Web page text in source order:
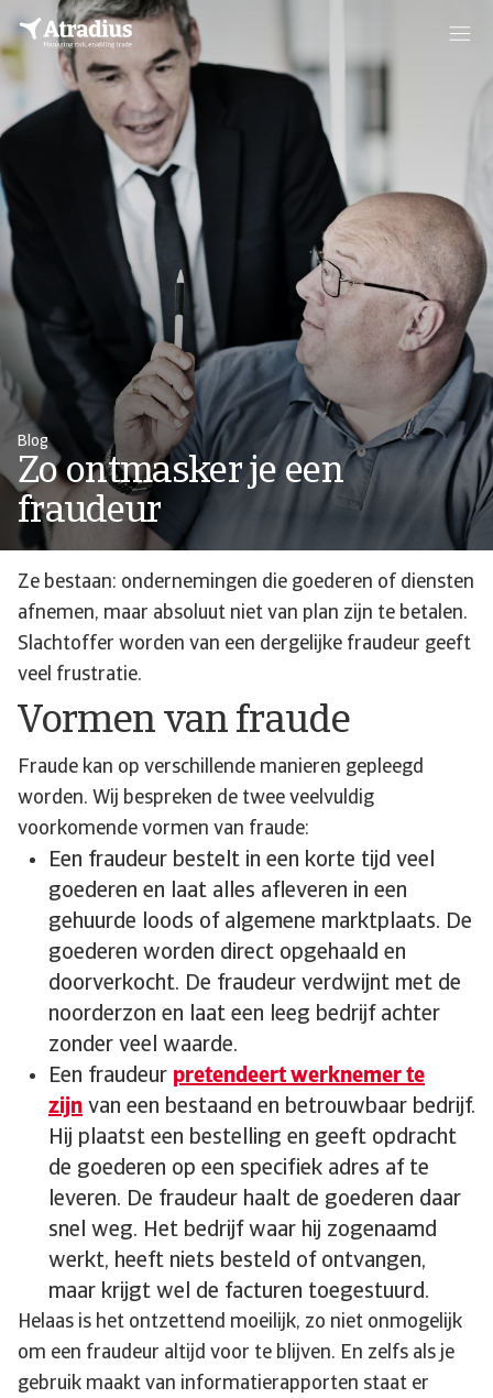
Blog
Zo ontmasker je een
fraudeur
Ze bestaan: ondernemingen die goederen of diensten
afnemen, maar absoluut niet van plan zijn te betalen.
Slachtoffer worden van een dergelijke fraudeur geeft
veel frustratie.
Vormen van fraude
Fraude kan op verschillende manieren gepleegd
worden. Wij bespreken de twee veelvuldig
voorkomende vormen van fraude:
Een fraudeur bestelt in een korte tijd veel
goederen en laat alles afleveren in een
gehuurde loods of algemene marktplaats. De
goederen worden direct opgehaald en
doorverkocht. De fraudeur verdwijnt met de
noorderzon en laat een leeg bedrijf achter
zonder veel waarde.
Een fraudeur pretendeert werknemer te
zijn van een bestaand en betrouwbaar bedrijf.
Hij plaatst een bestelling en geeft opdracht
de goederen op een specifiek adres af te
leveren. De fraudeur haalt de goederen daar
snel weg. Het bedrijf waar hij zogenaamd
werkt, heeft niets besteld of ontvangen,
maar krijgt wel de facturen toegestuurd.
Helaas is het ontzettend moeilijk, zo niet onmogelijk
om een fraudeur altijd voor te blijven. En zelfs als je
gebruik maakt van informatierapporten staat er